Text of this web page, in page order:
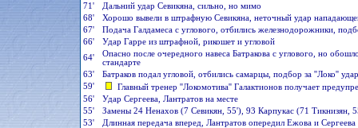
71'
Дальний удар Севикяна, сильно, но мимо
68'
Хорошо вывели в штрафную Севикяна, неточный удар
67'
Подача Галдамеса с углового, отбились железнодорожники,
66'
Удар Гарре из штрафной, рикошет и угловой
64'
Опасно после очередного навеса Батракова с углового, но
стандарте
63'
Батраков подал угловой, отбились самарцы, подбор за ''Локо''
59'
Главный тренер ''Локомотива'' Галактионов получает
56'
Удар Сергеева, Лантратов на месте
55'
Замены 24 Ненахов (7 Севикян, 55'), 93 Карпукас (71 Тикнизян,
53'
Длинная передача вперед, Лантратов опередил Ежова и Сергеева